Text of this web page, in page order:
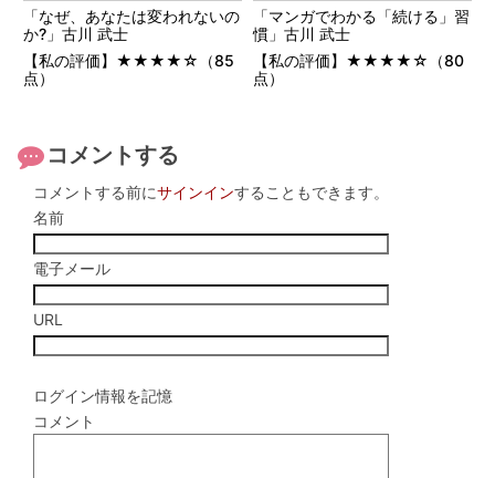
「なぜ、あなたは変われないの
か?」古川 武士
【私の評価】★★★★☆（85
点）
「マンガでわかる「続ける」習
慣」古川 武士
【私の評価】★★★★☆（80
点）
コメントする
コメントする前にサインインすることもできます。
名前
電子メール
URL
ログイン情報を記憶
コメント